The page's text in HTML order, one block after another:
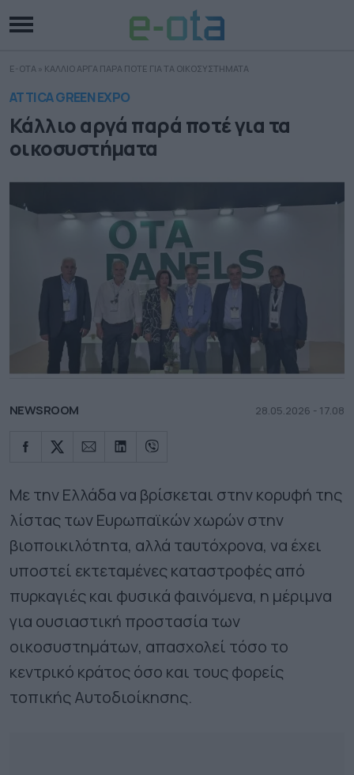
E-OTA » ΚΑΛΛΙΟ ΑΡΓΑ ΠΑΡΑ ΠΟΤΕ ΓΙΑ ΤΑ ΟΙΚΟΣΥΣΤΗΜΑΤΑ
ATTICA GREEN EXPO
Κάλλιο αργά παρά ποτέ για τα
οικοσυστήματα
NEWSROOM 28.05.2026 - 17.08
Με την Ελλάδα να βρίσκεται στην κορυφή της
λίστας των Ευρωπαϊκών χωρών στην
βιοποικιλότητα, αλλά ταυτόχρονα, να έχει
υποστεί εκτεταμένες καταστροφές από
πυρκαγιές και φυσικά φαινόμενα, η μέριμνα
για ουσιαστική προστασία των
οικοσυστημάτων, απασχολεί τόσο το
κεντρικό κράτος όσο και τους φορείς
τοπικής Αυτοδιοίκησης.